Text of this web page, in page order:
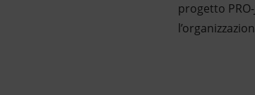
progetto